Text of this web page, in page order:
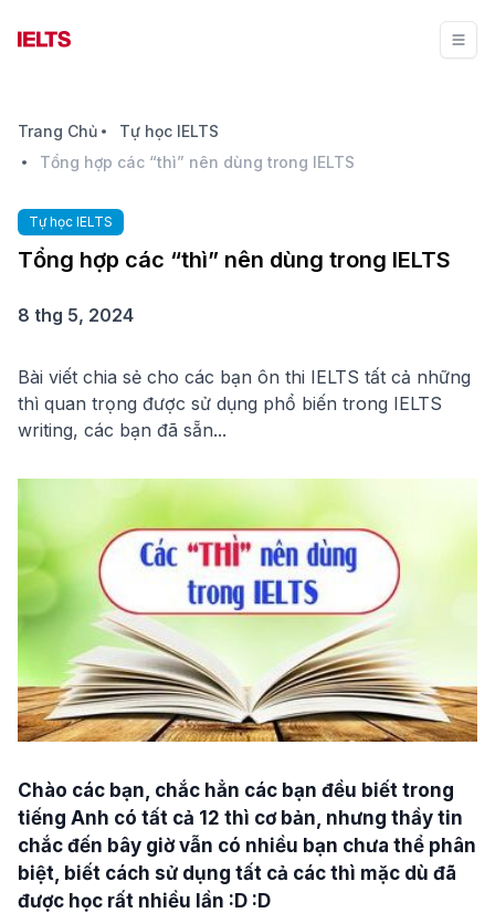
Trang Chủ
Tự học IELTS
Tổng hợp các “thì” nên dùng trong IELTS
Tự học IELTS
Tổng hợp các “thì” nên dùng trong IELTS
8 thg 5, 2024
Bài viết chia sẻ cho các bạn ôn thi IELTS tất cả những
thì quan trọng được sử dụng phổ biến trong IELTS
writing, các bạn đã sẵn...
Chào các bạn, chắc hẳn các bạn đều biết trong
tiếng Anh có tất cả 12 thì cơ bản, nhưng thầy tin
chắc đến bây giờ vẫn có nhiều bạn chưa thể phân
biệt, biết cách sử dụng tất cả các thì mặc dù đã
được học rất nhiều lần :D :D